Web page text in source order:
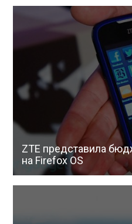
ZTE представила
на Firefox OS